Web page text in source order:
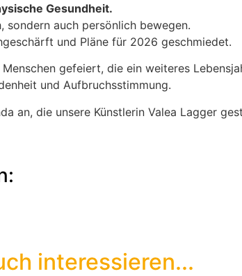
Gesundheit.
sondern auch persönlich bewegen.
und Pläne für 2026 geschmiedet.
gefeiert, die ein weiteres
und Aufbruchsstimmung.
an, die unsere Künstlerin Valea Lagger
interessieren...